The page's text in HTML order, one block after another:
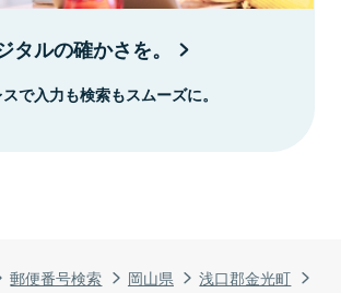
郵便番号検索 岡山県
浅口郡金光町
タルの確かさを。
で入力も検索もスムーズに。